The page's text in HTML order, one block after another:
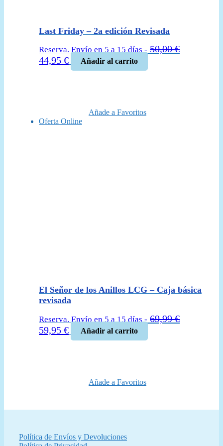
Last Friday – 2a edición Revisada
Reserva. Envío en 5 a 15 días - 50,00€
El
44,95 €El
precio
Añadir al carrito
Añade a Favoritos
Oferta Online
El Señor de los Anillos LCG – Caja básica
revisada
Reserva. Envío en 5 a 15 días - 69,99€
El
59,95 €El
precio
Añadir al carrito
Añade a Favoritos
Política de Envíos y Devoluciones